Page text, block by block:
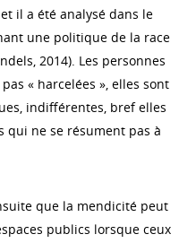
il a été analysé dans le
une politique de la race
2014). Les personnes
« harcelées », elles sont
indifférentes, bref elles
qui ne se résument pas à
que la mendicité peut
publics lorsque ceux